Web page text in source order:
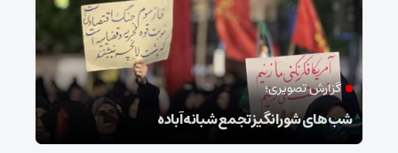
گزارش تصویری؛
شب‌های شورانگیز تجمع شبانه آباده